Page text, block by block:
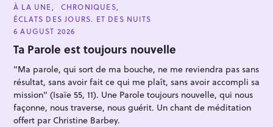
C
A
T
E
G
O
R
E
À LA UNE
CHRONIQUES
ÉCLATS DES JOURS. ET DES NUITS
6 AUGUST 2026
Ta Parole est toujours nouvelle
"Ma parole, qui sort de ma bouche, ne me reviendra pas sans
résultat, sans avoir fait ce qui me plaît, sans avoir accompli sa
mission" (Isaïe 55, 11). Une Parole toujours nouvelle, qui nous
façonne, nous traverse, nous guérit. Un chant de méditation
offert par Christine Barbey.